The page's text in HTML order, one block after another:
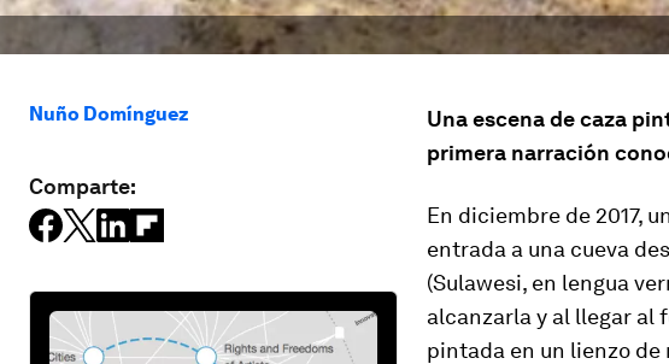
Nuño Domínguez
Comparte:
Una escena de caza
primera narración
En diciembre de 2017,
entrada a una cueva
(Sulawesi, en lengua
alcanzarla y al llegar al
pintada en un lienzo de